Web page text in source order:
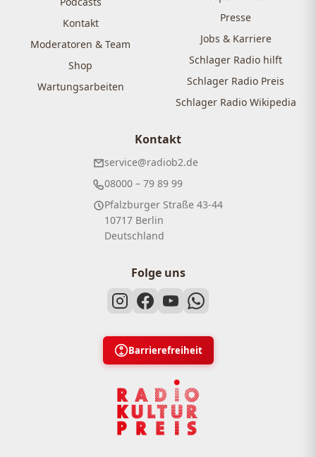
Kontakt
Moderatoren & Team
Shop
Wartungsarbeiten
Presse
Jobs & Karriere
Schlager Radio hilft
Schlager Radio Preis
Schlager Radio Wikipedia
Kontakt
service@radiob2.de
08000 – 79 89 99
Pfalzburger Straße 43-44
10717 Berlin
Deutschland
Folge uns
Barrierefreiheit